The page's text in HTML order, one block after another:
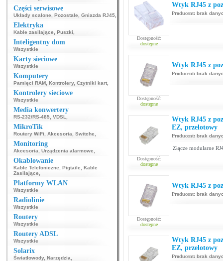
Części serwisowe
Układy scalone Pozostałe Gniazda RJ45
Elektryka
Kable zasilające Puszki
Inteligentny dom
Wszystkie
Karty sieciowe
Wszystkie
Komputery
Pamięci RAM Kontrolery, Czytniki kart
Kontrolery sieciowe
Wszystkie
Media konwertery
RS-232/RS-485 VDSL
MikroTik
Routery WiFi Akcesoria Switche
Monitoring
Akcesoria Urządzenia alarmowe
Okablowanie
Kable Telefoniczne Pigtaile
Kable
Zasilające
Platformy WLAN
Wszystkie
Radiolinie
Wszystkie
Routery
Wszystkie
Routery ADSL
Wszystkie
Solarix
Światłowody, Narzędzia
Dostępność:
dostępne
Wtyk RJ45 z
Producent: brak
Dostępność:
dostępne
Wtyk RJ45 z
Producent: brak
Dostępność:
dostępne
Wtyk RJ45 z
EZ, przelotowy
Producent: brak
Złącze modularne
Dostępność:
dostępne
Wtyk RJ45 z
Producent: brak
Wtyk RJ45 z
EZ, przelotowy
Producent: brak